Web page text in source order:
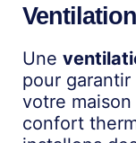
Une
pour garantir
votre
confort